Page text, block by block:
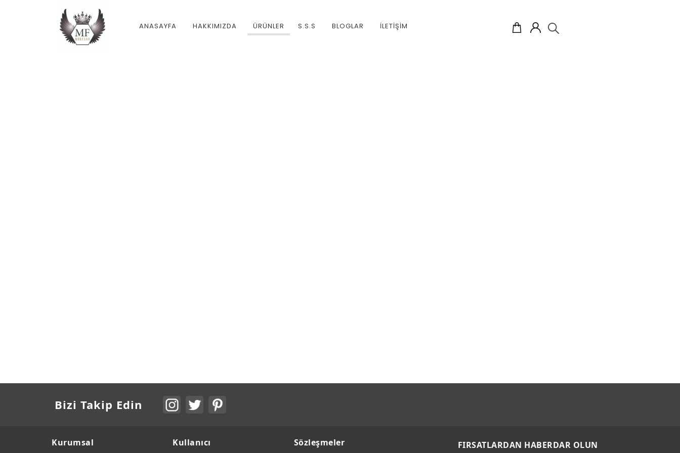
ANASAYFA HAKKIMIZDA ÜRÜNLER S.S.S BLOGLAR İLETİŞİM
Bizi Takip Edin
Kurumsal Kullanıcı Sözleşmeler FIRSATLARDAN HABERDAR OLUN